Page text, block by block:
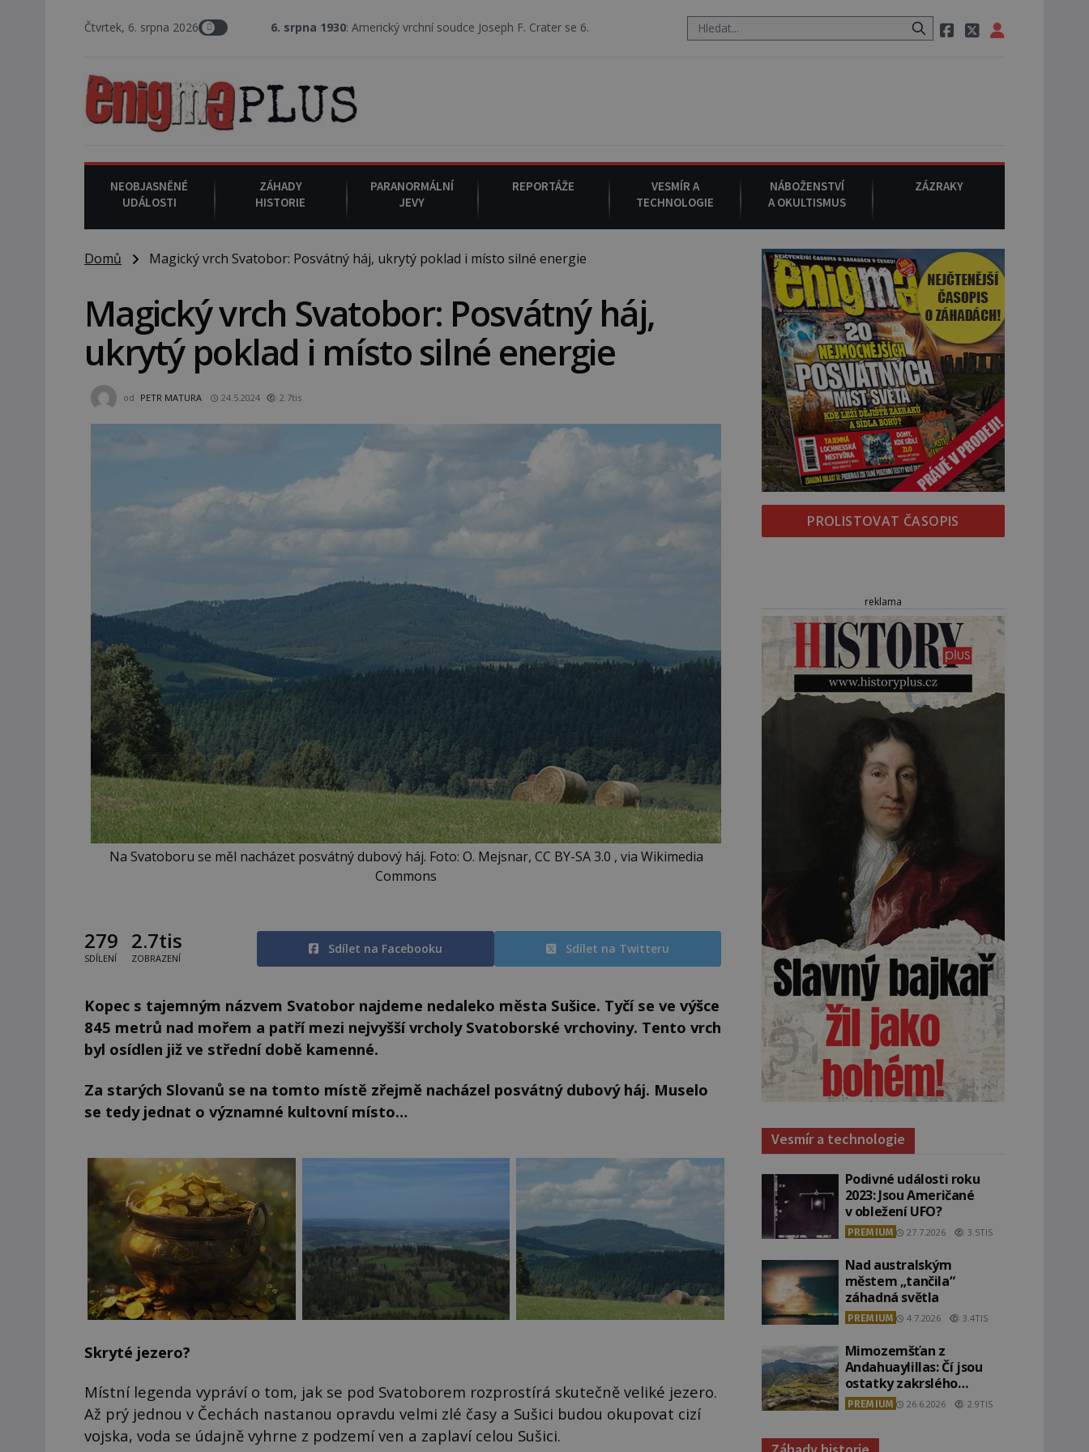
Čtvrtek, 6. srpna 20266. srpna 1930 : Americký vrchní soudce Joseph F. Crater se 6. srpna 1930 navečeří ve své oblíbené restauraci, pak si na ulici zavolá taxi, nasedne do něj a už ho nikdy nikdo
NEOBJASNĚNÉ
UDÁLOSTI
ZÁHADY
HISTORIE
PARANORMÁLNÍ
JEVY
REPORTÁŽE
VESMÍR A
TECHNOLOGIE
NÁBOŽENSTVÍ
A OKULTISMUS
ZÁZRAKY
Domů Magický vrch Svatobor: Posvátný háj, ukrytý poklad i místo silné energie
Magický vrch Svatobor: Posvátný háj,
ukrytý poklad i místo silné energie
od PETR MATURA 24.5.2024 2.7tis
Na Svatoboru se měl nacházet posvátný dubový háj. Foto: O. Mejsnar, CC BY-SA 3.0 , via Wikimedia
Commons
279
SDÍLENÍ
2.7tis
ZOBRAZENÍ
Sdílet na Facebooku Sdílet na Twitteru
Kopec s tajemným názvem Svatobor najdeme nedaleko města Sušice. Tyčí se ve výšce
845 metrů nad mořem a patří mezi nejvyšší vrcholy Svatoborské vrchoviny. Tento vrch
byl osídlen již ve střední době kamenné.
Za starých Slovanů se na tomto místě zřejmě nacházel posvátný dubový háj. Muselo
se tedy jednat o významné kultovní místo…
Skryté jezero?
Místní legenda vypráví o tom, jak se pod Svatoborem rozprostírá skutečně veliké jezero.
Až prý jednou v Čechách nastanou opravdu velmi zlé časy a Sušici budou okupovat cizí
vojska, voda se údajně vyhrne z podzemí ven a zaplaví celou Sušici.
PROLISTOVAT ČASOPIS
reklama
Vesmír a technologie
Podivné události roku
2023: Jsou Američané
v obležení UFO?
PREMIUM 27.7.2026 3.5TIS
Nad australským
městem „tančila“
záhadná světla
PREMIUM 4.7.2026 3.4TIS
Mimozemšťan z
Andahuaylillas: Čí jsou
ostatky zakrslého
stvoření s ohromnou
lebkou?
PREMIUM 26.6.2026 2.9TIS